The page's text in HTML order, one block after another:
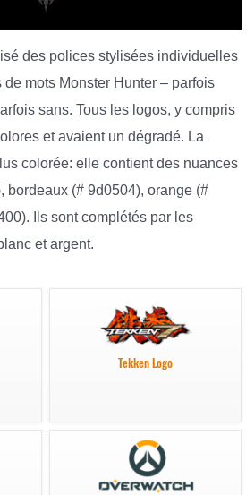
des polices stylisées individuelles
mots Monster Hunter – parfois
sans. Tous les logos, y compris
et avaient un dégradé. La
colorée: elle contient des nuances
bordeaux (# 9d0504), orange (#
Ils sont complétés par les
et argent.
Tekken Logo